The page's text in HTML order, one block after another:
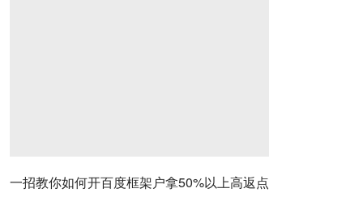
一招教你如何开百度框架户拿50%以上高返点